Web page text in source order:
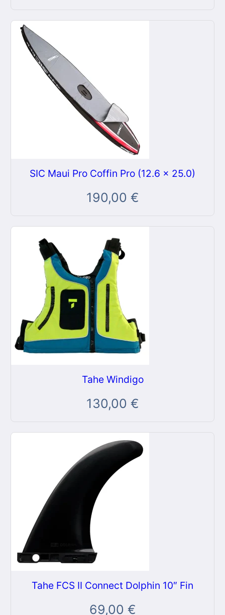
SIC Maui Pro Coffin Pro (12.6 x 25.0)
190,00 €
Tahe Windigo
130,00 €
Tahe FCS II Connect Dolphin 10″ Fin
69,00 €